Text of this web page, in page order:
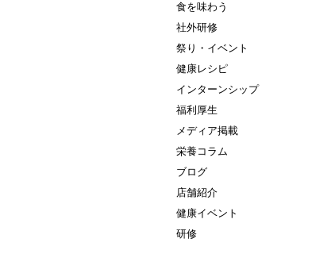
食を味わう
社外研修
祭り・イベント
健康レシピ
インターンシップ
福利厚生
メディア掲載
栄養コラム
ブログ
店舗紹介
健康イベント
研修